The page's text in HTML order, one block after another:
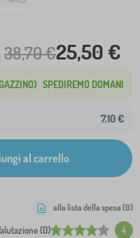
38,70 €25,50 €
SPEDIREMO DOMANI
7,10 €
al carrello
(0) 4
alla lista della spesa (0)